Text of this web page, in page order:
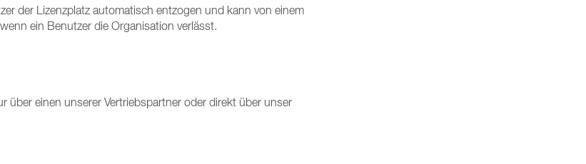
der Lizenzplatz automatisch entzogen und kann von einem
ein Benutzer die Organisation verlässt.
über einen unserer Vertriebspartner oder direkt über unser